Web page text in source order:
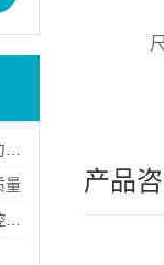
量
尺
产品